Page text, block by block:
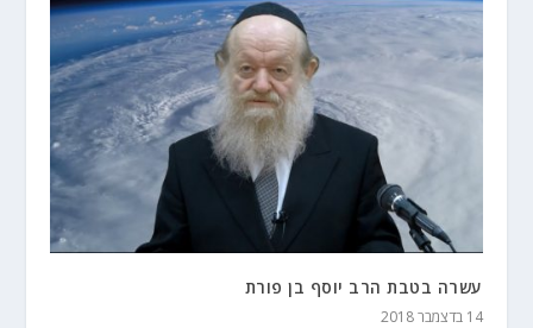
עשרה בטבת הרב יוסף בן פורת
14 בדצמבר 2018